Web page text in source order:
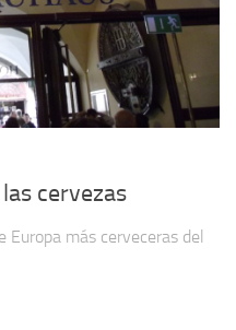
cervezas
más cerveceras del